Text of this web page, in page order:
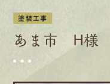
会社案内
採用情報
塗装工事
あま市 H様